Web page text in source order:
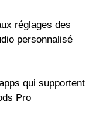
réglages des
personnalisé
qui supportent
Pro